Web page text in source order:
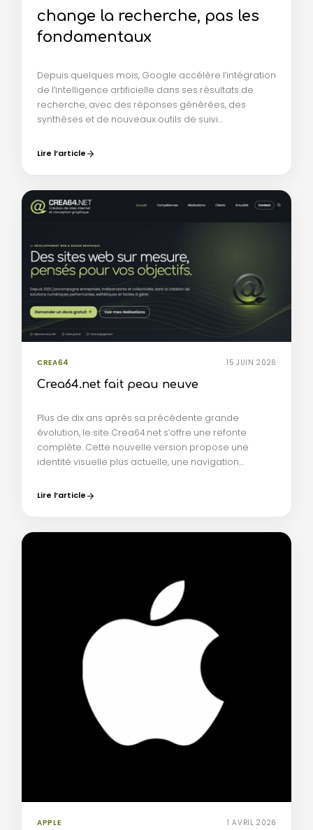
change la recherche, pas les
fondamentaux
Depuis quelques mois, Google accélère l’intégration
de l’intelligence artificielle dans ses résultats de
recherche, avec des réponses générées, des
synthèses et de nouveaux outils de suivi…
Lire l’article
CREA64 15 JUIN 2026
Crea64.net fait peau neuve
Plus de dix ans après sa précédente grande
évolution, le site Crea64.net s’offre une refonte
complète. Cette nouvelle version propose une
identité visuelle plus actuelle, une navigation…
Lire l’article
APPLE 1 AVRIL 2026